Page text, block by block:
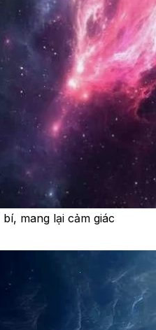
mang lại cảm giác